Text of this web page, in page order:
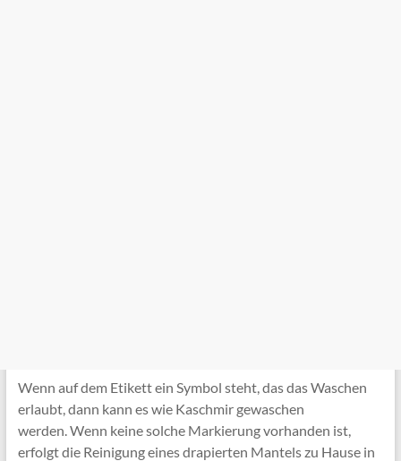
Wenn auf dem Etikett ein Symbol steht, das das Waschen
erlaubt, dann kann es wie Kaschmir gewaschen
werden. Wenn keine solche Markierung vorhanden ist,
erfolgt die Reinigung eines drapierten Mantels zu Hause in